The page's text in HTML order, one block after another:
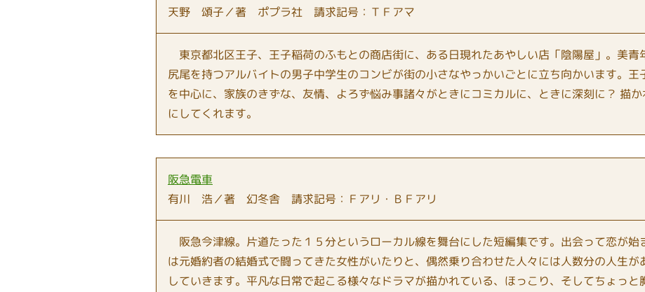
天野 頌子／著 ポプラ社 請求記号：ＴＦアマ
東京都北区王子、王子稲荷のふもとの商店街に、ある日現れたあやしい店「陰陽屋」。美青
尻尾を持つアルバイトの男子中学生のコンビが街の小さなやっかいごとに立ち向かいます。
を中心に、家族のきずな、友情、よろず悩み事諸々がときにコミカルに、ときに深刻に？ 描
にしてくれます。
阪急電車
有川 浩／著 幻冬舎 請求記号：Ｆアリ・ＢＦアリ
阪急今津線。片道たった１５分というローカル線を舞台にした短編集です。出会って恋が始
は元婚約者の結婚式で闘ってきた女性がいたりと、偶然乗り合わせた人々には人数分の人生が
していきます。平凡な日常で起こる様々なドラマが描かれている、ほっこり、そしてちょっ